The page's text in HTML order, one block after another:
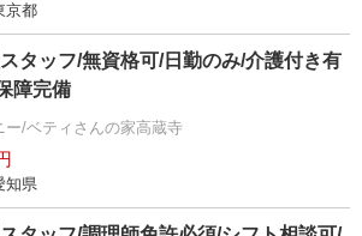
京都
タッフ/無資格可/日勤のみ/介護付き有
障完備
ー/ベティさんの家高蔵寺
知県